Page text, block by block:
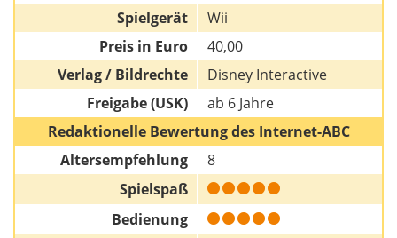
Spielgerät
Wii
Preis in Euro
40,00
Verlag / Bildrechte
Disney Interactive
Freigabe (USK)
ab 6 Jahre
Redaktionelle Bewertung des Internet-ABC
Altersempfehlung
8
Spielspaß
Bedienung